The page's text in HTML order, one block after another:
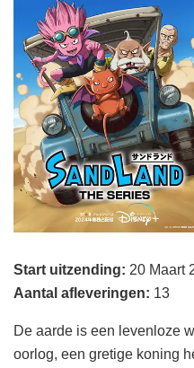
Start uitzending: 20 Maart
Aantal afleveringen: 13
De aarde is een levenloze
oorlog, een gretige koning